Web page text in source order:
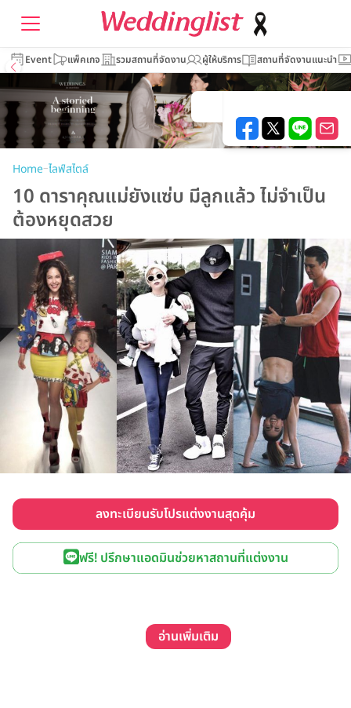
Event แพ็คเกจ รวมสถานที่จัดงาน ผู้ให้บริการ สถานที่จัดงานแนะนำ
Home–ไลฟ์สไตล์
10 ดาราคุณแม่ยังแซ่บ มีลูกแล้ว ไม่จำเป็น
ต้องหยุดสวย
ลงทะเบียนรับโปรแต่งงานสุดคุ้ม
ฟรี! ปรึกษาแอดมินช่วยหาสถานที่แต่งงาน
อ่านเพิ่มเติม